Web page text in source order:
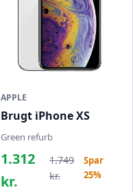
APPLE
Brugt iPhone XS
Green refurb
1.312
kr.
1.749
kr.
Spar
25%